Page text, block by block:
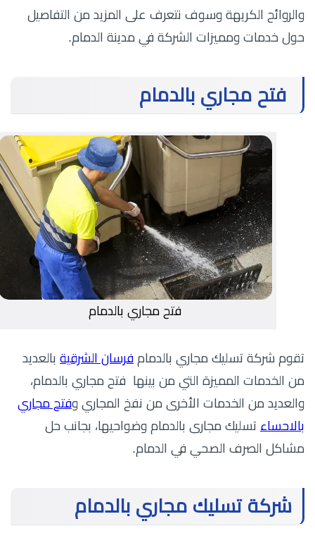
والروائح الكريهة وسوف نتعرف على المزيد من التفاصيل
حول خدمات ومميزات الشركة في مدينة الدمام.
فتح مجاري بالدمام
فتح مجاري بالدمام
تقوم شركة تسليك مجاري بالدمامفرسان الشرقيةبالعديد
من الخدمات المميزة التي من بينها فتح مجاري بالدمام،
والعديد من الخدمات الأخرى من نفخ المجاري و فتح مجاري
بالاحساءتسليك مجارى بالدمام وضواحيها، بجانب حل
مشاكل الصرف الصحي في الدمام.
شركة تسليك مجاري بالدمام